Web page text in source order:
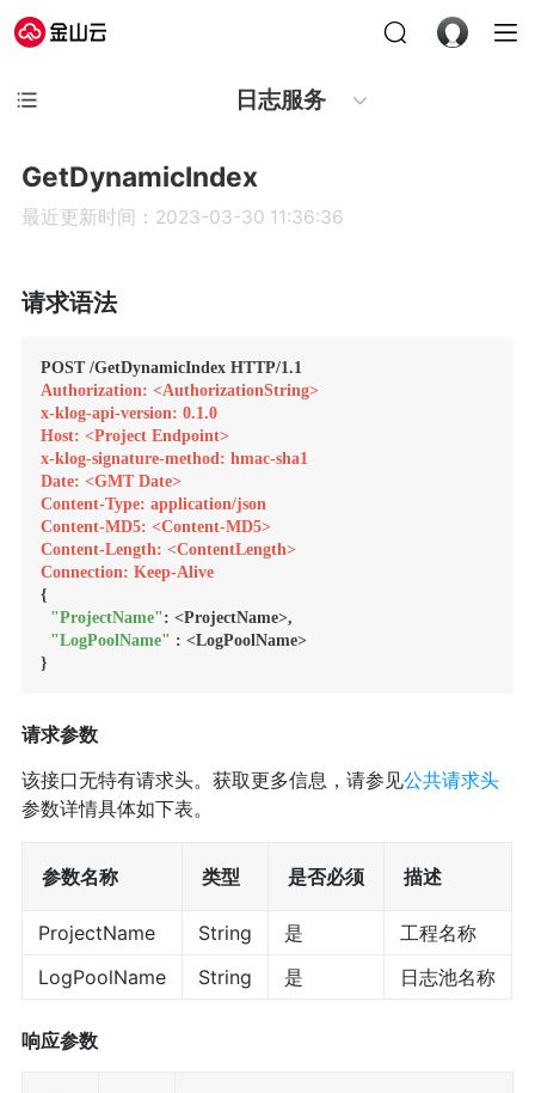
日志服务
GetDynamicIndex
最近更新时间：2023-03-30 11:36:36
请求语法
POST /GetDynamicIndex HTTP/1.1
Authorization: <AuthorizationString>
x-klog-api-version: 0.1.0
Host: <Project Endpoint>
x-klog-signature-method: hmac-sha1
Date: <GMT Date>
Content-Type: application/json
Content-MD5: <Content-MD5>
Content-Length: <ContentLength>
Connection: Keep-Alive
{
"ProjectName": <ProjectName>,
"LogPoolName" : <LogPoolName>
请求参数
该接口无特有请求头。获取更多信息，请参见公共请求头
参数详情具体如下表。
参数名称 类型 是否必须 描述
ProjectName String 是
工程名称
LogPoolName
String 是 日志池名称
响应参数